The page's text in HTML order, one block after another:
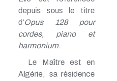
depuis sous le titre
d’Opus 128 pour
cordes, piano et
harmonium.
Le Maître est en
Algérie, sa résidence